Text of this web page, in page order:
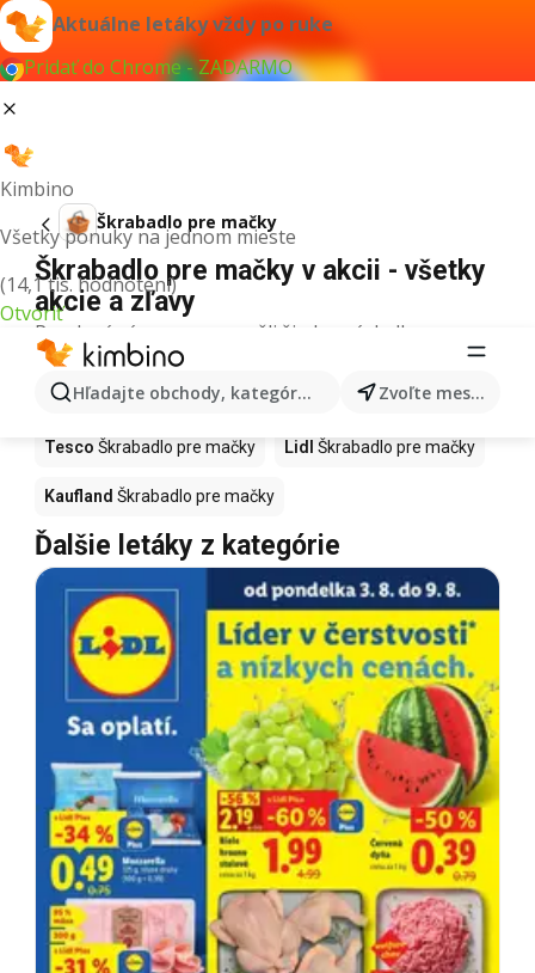
Aktuálne letáky vždy po ruke
Pridať do Chrome - ZADARMO
Kimbino
Všetky ponuky na jednom mieste
(14,1 tis. hodnotení)
Otvoriť
Hľadajte obchody, kategórie, produkty... Zvoľte mesto
Škrabadlo pre mačky
Škrabadlo pre mačky v akcii - všetky
akcie a zľavy
Pre daný výraz sme nenašli žiadne výsledky.
Škrabadlo pre mačky v akcii - Kde
kúpiť?
Tesco Škrabadlo pre mačky Lidl Škrabadlo pre mačky
Kaufland Škrabadlo pre mačky
Ďalšie letáky z kategórie